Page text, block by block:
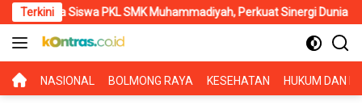
Langsung
ke
konten
Terkini
Siswa PKL SMK Muhammadiyah, Perkuat Sinergi Dunia
BERANDA
NASIONAL BOLMONG RAYA KESEHATAN HUKUM DAN